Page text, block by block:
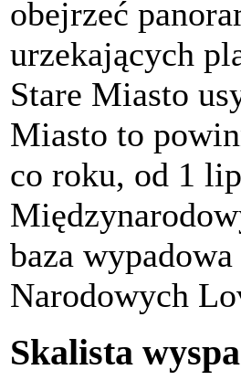
obejrzeć
urzekających
Stare Miasto
Miasto to
co roku, od 1
baza
Narodowych
Skalista wyspa